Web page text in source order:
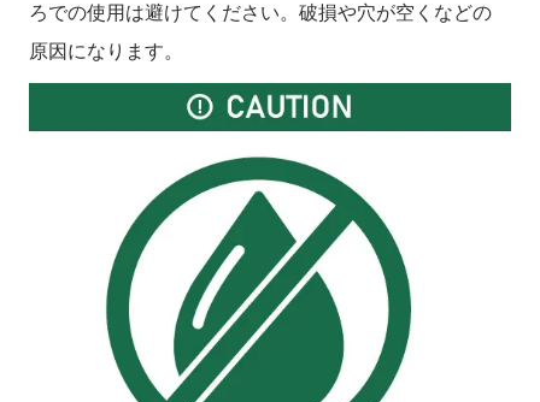
ろでの使用は避けてください。破損や穴が空くなどの
原因になります。